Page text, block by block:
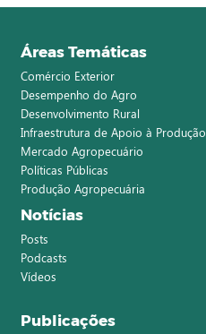
Áreas Temáticas
Comércio Exterior
Desempenho do Agro
Desenvolvimento Rural
Infraestrutura de Apoio à Produção
Mercado Agropecuário
Políticas Públicas
Produção Agropecuária
Notícias
Posts
Podcasts
Vídeos
Publicações